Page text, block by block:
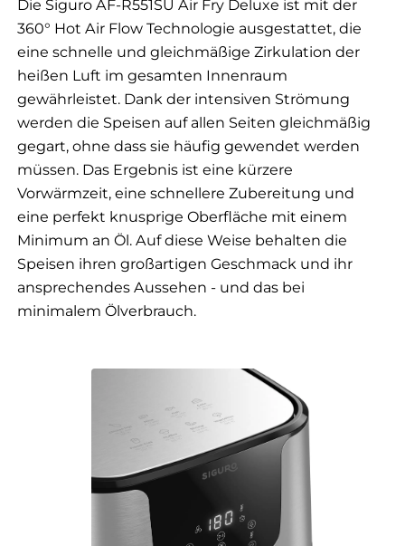
Die Siguro AF-R551SU Air Fry Deluxe ist mit der
360° Hot Air Flow Technologie ausgestattet, die
eine schnelle und gleichmäßige Zirkulation der
heißen Luft im gesamten Innenraum
gewährleistet. Dank der intensiven Strömung
werden die Speisen auf allen Seiten gleichmäßig
gegart, ohne dass sie häufig gewendet werden
müssen. Das Ergebnis ist eine kürzere
Vorwärmzeit, eine schnellere Zubereitung und
eine perfekt knusprige Oberfläche mit einem
Minimum an Öl. Auf diese Weise behalten die
Speisen ihren großartigen Geschmack und ihr
ansprechendes Aussehen - und das bei
minimalem Ölverbrauch.